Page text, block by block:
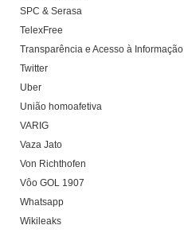
SPC & Serasa
TelexFree
Transparência e Acesso à Informação
Twitter
Uber
União homoafetiva
VARIG
Vaza Jato
Von Richthofen
Vôo GOL 1907
Whatsapp
Wikileaks